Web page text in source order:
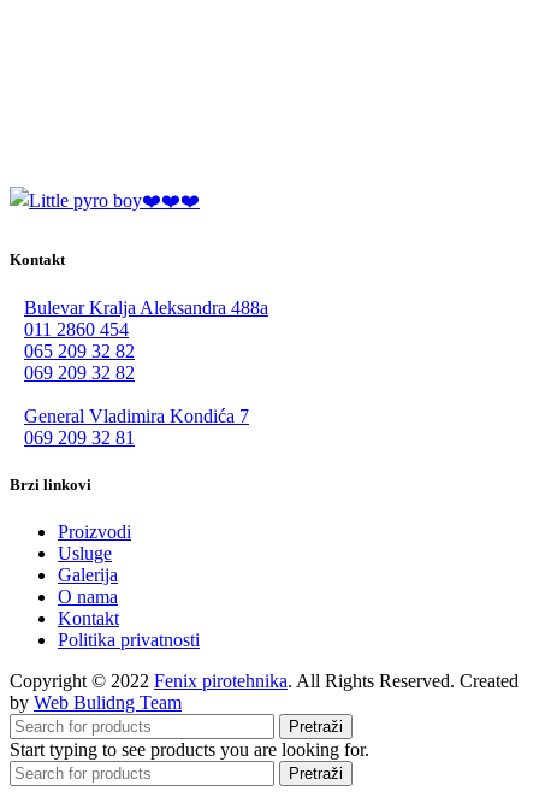
Kontakt
Bulevar Kralja Aleksandra 488a
011 2860 454
065 209 32 82
069 209 32 82
General Vladimira Kondića 7
069 209 32 81
Brzi linkovi
Proizvodi
Usluge
Galerija
O nama
Kontakt
Politika privatnosti
Copyright © 2022 Fenix pirotehnika. All Rights Reserved. Created
by Web Bulidng Team
Pretraži
Start typing to see products you are looking for.
Pretraži